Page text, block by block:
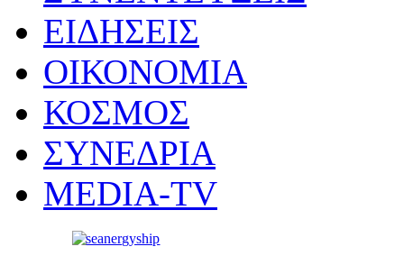
ΕΙΔΗΣΕΙΣ
ΟΙΚΟΝΟΜΙΑ
ΚΟΣΜΟΣ
ΣΥΝΕΔΡΙΑ
MEDIA-TV